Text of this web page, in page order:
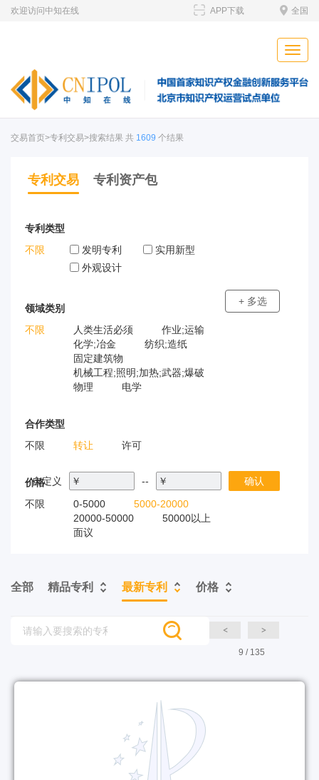
欢迎访问中知在线 全国
APP下载
Toggle
交易首页>专利交易>搜索结果 共 1609 个结果
专利交易 专利资产包
专利类型
不限
发明专利
实用新型
外观设计
领域类别
不限
人类生活必须
作业;运输
化学;冶金
纺织;造纸
固定建筑物
机械工程;照明;加热;武器;爆破
物理
电学
+ 多选
合作类型
不限
转让 许可
价格
不限
0-5000
5000-20000
20000-50000
50000以上
面议
自定义 ￥ -- ￥ 确认
全部 精品专利 最新专利 价格
9 / 135